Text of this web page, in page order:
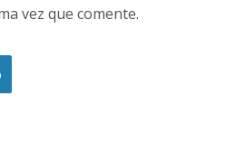
vez que comente.